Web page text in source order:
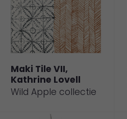
Maki Tile VII,
Kathrine Lovell
Wild Apple collectie